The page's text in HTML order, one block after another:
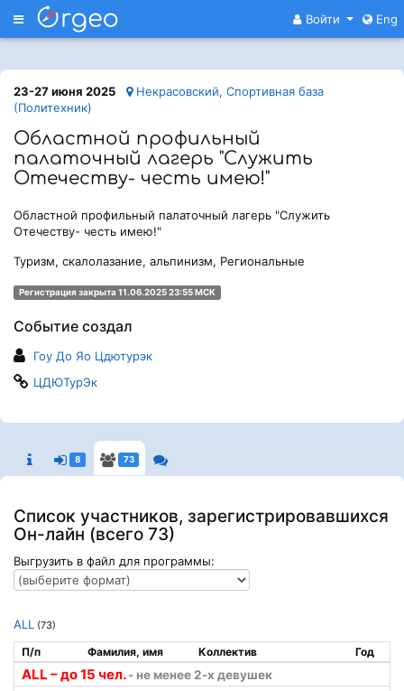
Меню Войти Eng
23-27 июня 2025
Некрасовский, Спортивная база
(Политехник)
Областной профильный
палаточный лагерь "Служить
Отечеству- честь имею!"
Областной профильный палаточный лагерь "Служить
Отечеству- честь имею!"
Туризм, скалолазание, альпинизм, Региональные
Регистрация закрыта 11.06.2025 23:55 МСК
Событие создал
Гоу До Яо Цдютурэк
ЦДЮТурЭк
8 73
Список участников, зарегистрировавшихся
Он-лайн (всего 73)
Выгрузить в файл для программы:
ALL (73)
ALL – до 15 чел. - не менее 2-х девушек
П/п Фамилия, имя Коллектив Год